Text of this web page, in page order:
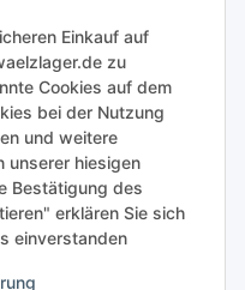
Einkauf auf
zu
Cookies auf dem
bei der Nutzung
und weitere
unserer hiesigen
Bestätigung des
erklären Sie sich
einverstanden